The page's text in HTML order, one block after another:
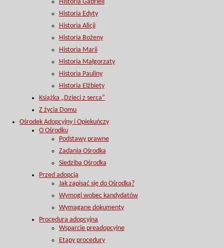
Historia Gabrieli
Historia Edyty
Historia Alicji
Historia Bożeny
Historia Marii
Historia Małgorzaty
Historia Pauliny
Historia Elżbiety
Książka „Dzieci z serca”
Z życia Domu
Ośrodek Adopcyjny i Opiekuńczy
O Ośrodku
Podstawy prawne
Zadania Ośrodka
Siedziba Ośrodka
Przed adopcją
Jak zapisać się do Ośrodka?
Wymogi wobec kandydatów
Wymagane dokumenty
Procedura adopcyjna
Wsparcie preadopcyjne
Etapy procedury